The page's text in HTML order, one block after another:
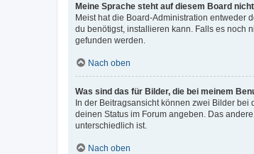
Meine Sprache steht auf diesem Board
Meist hat die Board-Administration entweder
du benötigst, installieren kann. Falls es noch
gefunden werden.
Nach oben
Was sind das für Bilder, die bei meinem
In der Beitragsansicht können zwei Bilder
deinen Status im Forum angeben. Das
unterschiedlich ist.
Nach oben